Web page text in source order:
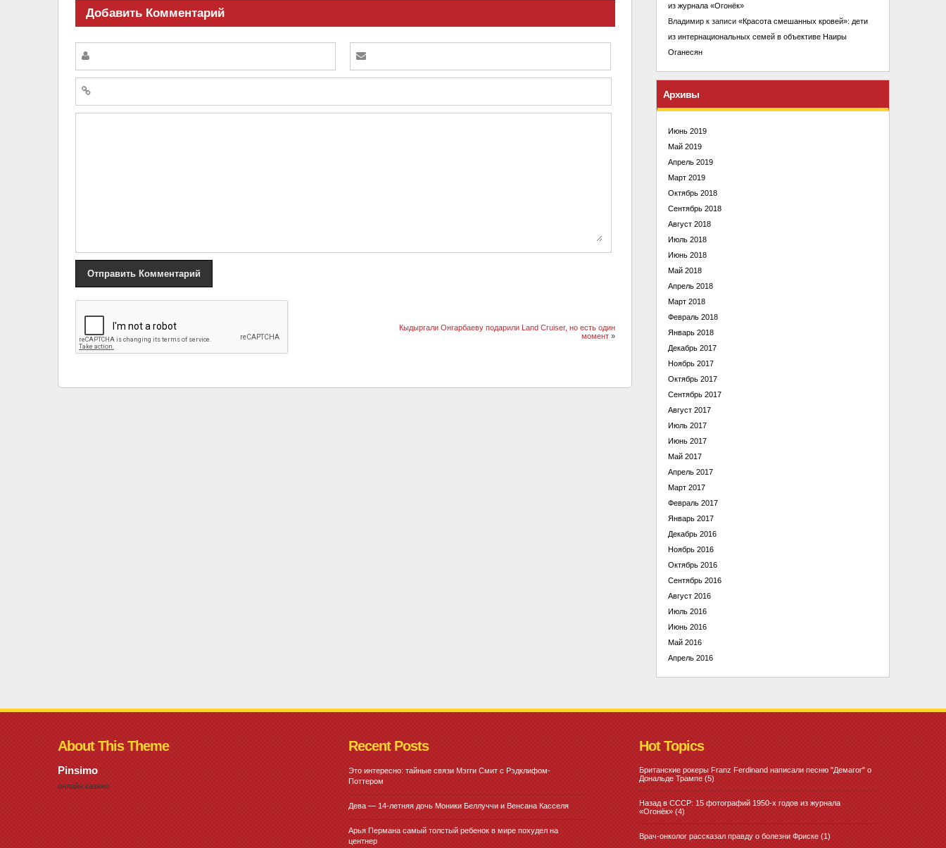
Добавить Комментарий
Кто родители Арнольда Шварценеггера ?
Кыдыргали Онгарбаеву подарили Land Cruiser, но есть один
момент»
из журнала «Огонёк»
Владимир к записи«Красота смешанных кровей»: дети
из интернациональных семей в объективе Наиры
Оганесян
Архивы
Июнь 2019
Май 2019
Апрель 2019
Март 2019
Октябрь 2018
Сентябрь 2018
Август 2018
Июль 2018
Июнь 2018
Май 2018
Апрель 2018
Март 2018
Февраль 2018
Январь 2018
Декабрь 2017
Ноябрь 2017
Октябрь 2017
Сентябрь 2017
Август 2017
Июль 2017
Июнь 2017
Май 2017
Апрель 2017
Март 2017
Февраль 2017
Январь 2017
Декабрь 2016
Ноябрь 2016
Октябрь 2016
Сентябрь 2016
Август 2016
Июль 2016
Июнь 2016
Май 2016
Апрель 2016
About This Theme
Pinsimo
онлайн казино
Recent Posts
Это интересно: тайные связи Мэгги Смит с Рэдклифом-
Поттером
Дева — 14-летняя дочь Моники Беллуччи и Венсана Касселя
Арья Пермана самый толстый ребенок в мире похудел на
центнер
Hot Topics
Британские рокеры Franz Ferdinand написали песню "Демагог" о
Дональде Трампе (5)
Назад в СССР: 15 фотографий 1950-х годов из журнала
«Огонёк» (4)
Врач-онколог рассказал правду о болезни Фриске (1)